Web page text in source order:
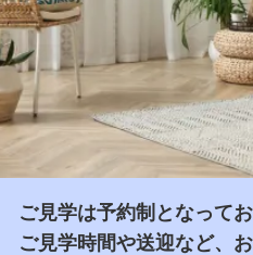
ご見学は予約制となってお
ご見学時間や送迎など、